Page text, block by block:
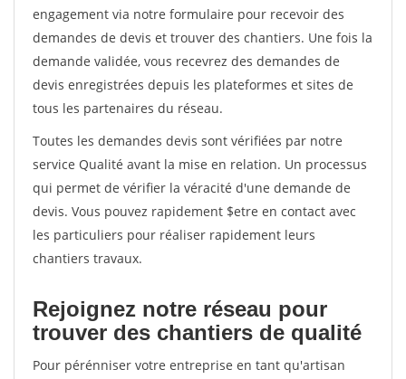
engagement via notre formulaire pour recevoir des
demandes de devis et trouver des chantiers. Une fois la
demande validée, vous recevrez des demandes de
devis enregistrées depuis les plateformes et sites de
tous les partenaires du réseau.
Toutes les demandes devis sont vérifiées par notre
service Qualité avant la mise en relation. Un processus
qui permet de vérifier la véracité d'une demande de
devis. Vous pouvez rapidement $etre en contact avec
les particuliers pour réaliser rapidement leurs
chantiers travaux.
Rejoignez notre réseau pour
trouver des chantiers de qualité
Pour pérénniser votre entreprise en tant qu'artisan